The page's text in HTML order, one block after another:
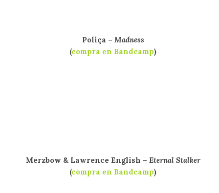
Poliça – Madness
(compra en Bandcamp)
Merzbow & Lawrence English – Eternal Stalker
(compra en Bandcamp)